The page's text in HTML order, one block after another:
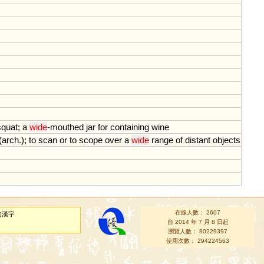
; a wide-mouthed jar for containing wine
arch.); to scan or to scope over a wide range of distant objects
漢字
在線人數： 2607
自 2014 年 7 月 8 日起
瀏覽人數： 80229397
使用次數： 294224563